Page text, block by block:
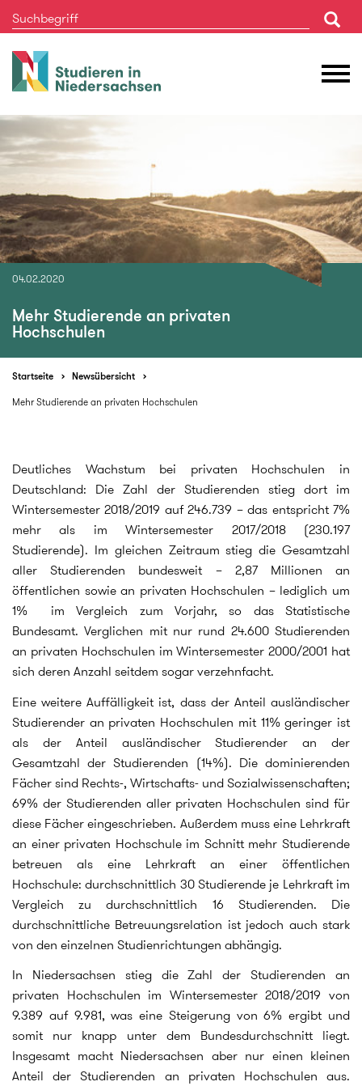
Studieren
in
04.02.2020
Mehr Studierende an privaten
Hochschulen
Startseite
Newsübersicht
Mehr Studierende an privaten Hochschulen
Deutliches Wachstum bei privaten Hochschulen in
Deutschland: Die Zahl der Studierenden stieg dort im
Wintersemester 2018/2019 auf 246.739 – das entspricht 7%
mehr als im Wintersemester 2017/2018 (230.197
Studierende). Im gleichen Zeitraum stieg die Gesamtzahl
aller Studierenden bundesweit – 2,87 Millionen an
öffentlichen sowie an privaten Hochschulen – lediglich um
1% im Vergleich zum Vorjahr, so das Statistische
Bundesamt. Verglichen mit nur rund 24.600 Studierenden
an privaten Hochschulen im Wintersemester 2000/2001 hat
sich deren Anzahl seitdem sogar verzehnfacht.
Eine weitere Auffälligkeit ist, dass der Anteil ausländischer
Studierender an privaten Hochschulen mit 11% geringer ist
als der Anteil ausländischer Studierender an der
Gesamtzahl der Studierenden (14%). Die dominierenden
Fächer sind Rechts-, Wirtschafts- und Sozialwissenschaften;
69% der Studierenden aller privaten Hochschulen sind für
diese Fächer eingeschrieben. Außerdem muss eine Lehrkraft
an einer privaten Hochschule im Schnitt mehr Studierende
betreuen als eine Lehrkraft an einer öffentlichen
Hochschule: durchschnittlich 30 Studierende je Lehrkraft im
Vergleich zu durchschnittlich 16 Studierenden. Die
durchschnittliche Betreuungsrelation ist jedoch auch stark
von den einzelnen Studienrichtungen abhängig.
In Niedersachsen stieg die Zahl der Studierenden an
privaten Hochschulen im Wintersemester 2018/2019 von
9.389 auf 9.981, was eine Steigerung von 6% ergibt und
somit nur knapp unter dem Bundesdurchschnitt liegt.
Insgesamt macht Niedersachsen aber nur einen kleinen
Anteil der Studierenden an privaten Hochschulen aus.